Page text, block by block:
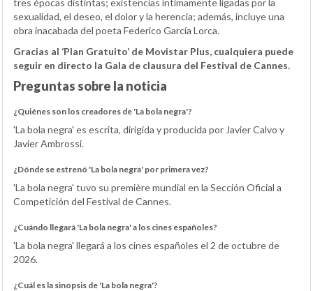
sexualidad, el deseo, el dolor y la herencia; además, incluye una
obra inacabada del poeta Federico García Lorca.
Gracias al ‘Plan Gratuito’ de Movistar Plus, cualquiera puede
seguir en directo la Gala de clausura del Festival de Cannes.
Preguntas sobre la noticia
¿Quiénes son los creadores de 'La bola negra'?
'La bola negra' es escrita, dirigida y producida por Javier Calvo y
Javier Ambrossi.
¿Dónde se estrenó 'La bola negra' por primera vez?
'La bola negra' tuvo su première mundial en la Sección Oficial a
Competición del Festival de Cannes.
¿Cuándo llegará 'La bola negra' a los cines españoles?
'La bola negra' llegará a los cines españoles el 2 de octubre de
2026.
¿Cuál es la sinopsis de 'La bola negra'?